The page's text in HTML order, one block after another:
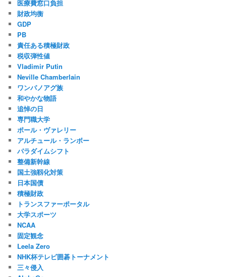
医療費窓口負担
財政均衡
GDP
PB
責任ある積極財政
税収弾性値
Vladimir Putin
Neville Chamberlain
ワンパノアグ族
和やかな物語
追悼の日
専門職大学
ポール・ヴァレリー
アルチュール・ランボー
パラダイムシフト
整備新幹線
国土強靱化対策
日本国債
積極財政
トランスファーポータル
大学スポーツ
NCAA
固定観念
Leela Zero
NHK杯テレビ囲碁トーナメント
三々侵入